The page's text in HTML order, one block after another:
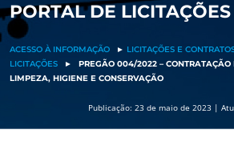
PORTAL DE LICITAÇÕES
ACESSO À INFORMAÇÃO ► LICITAÇÕES E
LICITAÇÕES
►
PREGÃO 004/2022 – CONTRATAÇÃO
LIMPEZA, HIGIENE E CONSERVAÇÃO
Publicação: 23 de maio de 2023 |